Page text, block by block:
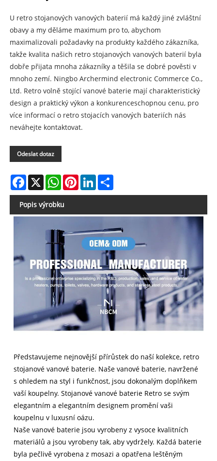
U retro stojanových vanových baterií má každý jiné zvláštní
obavy a my děláme maximum pro to, abychom
maximalizovali požadavky na produkty každého zákazníka,
takže kvalita našich retro stojanových vanových baterií byla
dobře přijata mnoha zákazníky a těšila se dobré pověsti v
mnoho zemí. Ningbo Archermind electronic Commerce Co.,
Ltd. Retro volně stojící vanové baterie mají charakteristický
design a praktický výkon a konkurenceschopnou cenu, pro
více informací o retro stojacích vanových bateriích nás
neváhejte kontaktovat.
Odeslat dotaz
Facebook
X WhatsAppPinterestLinkedIn
Popis výrobku
Představujeme nejnovější přírůstek do naší kolekce, retro
stojanové vanové baterie. Naše vanové baterie, navržené
s ohledem na styl i funkčnost, jsou dokonalým doplňkem
vaší koupelny. Stojanové vanové baterie Retro se svým
elegantním a elegantním designem promění vaši
koupelnu v luxusní oázu.
Naše vanové baterie jsou vyrobeny z vysoce kvalitních
materiálů a jsou vyrobeny tak, aby vydržely. Každá baterie
byla pečlivě vyrobena z mosazi a opatřena leštěným